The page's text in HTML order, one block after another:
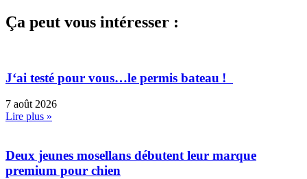
Ça peut vous intéresser :
J‘ai testé pour vous…le permis bateau !
7 août 2026
Lire plus »
Deux jeunes mosellans débutent leur marque
premium pour chien